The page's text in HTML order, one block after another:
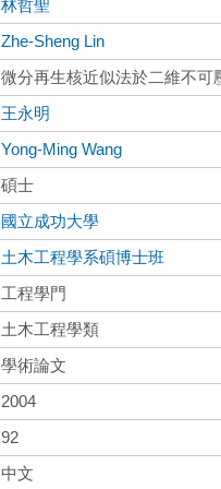
林哲聖
Zhe-Sheng Lin
微分再生核近似法於二維不可
王永明
Yong-Ming Wang
碩士
國立成功大學
土木工程學系碩博士班
工程學門
土木工程學類
學術論文
2004
92
中文